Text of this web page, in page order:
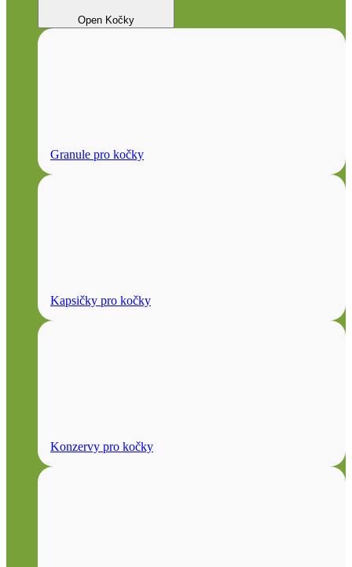
Open Kočky
Granule pro kočky
Kapsičky pro kočky
Konzervy pro kočky